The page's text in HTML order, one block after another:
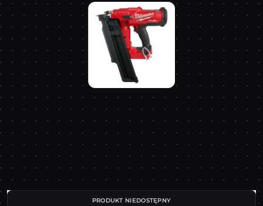
PRODUKT NIEDOSTĘPNY